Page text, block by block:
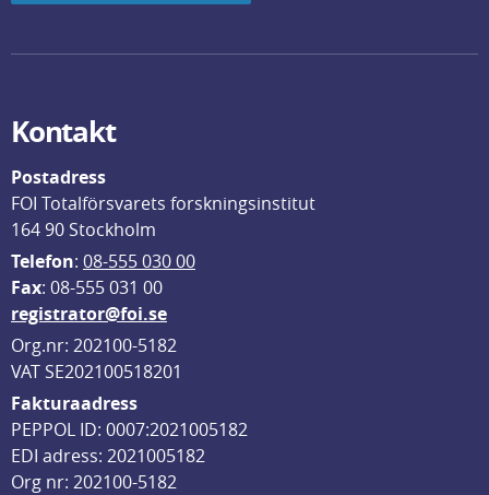
Kontakt
Postadress
FOI Totalförsvarets forskningsinstitut
164 90 Stockholm
Telefon: 08-555 030 00
Fax: 08-555 031 00
registrator@foi.se
Org.nr: 202100-5182
VAT SE202100518201
Fakturaadress
PEPPOL ID: 0007:2021005182
EDI adress: 2021005182
Org nr: 202100-5182